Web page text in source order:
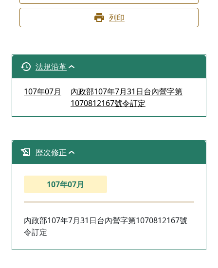
列印
法規沿革
107年07月
內政部107年7月31日台內營字第
1070812167號令訂定
歷次修正
107年07月
內政部107年7月31日台內營字第1070812167號
令訂定